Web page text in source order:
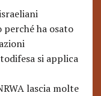
ha osato
si applica
lascia molte